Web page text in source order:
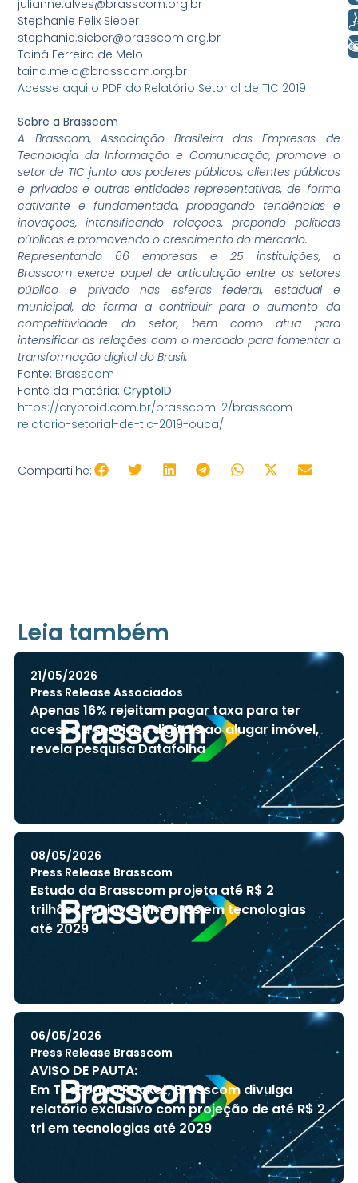
julianne.alves@brasscom.org.br
Stephanie Felix Sieber
stephanie.sieber@brasscom.org.br
Tainá Ferreira de Melo
taina.melo@brasscom.org.br
Acesse aqui o PDF do Relatório Setorial de TIC 2019
Sobre a Brasscom
A Brasscom, Associação Brasileira das Empresas de
Tecnologia da Informação e Comunicação, promove o
setor de TIC junto aos poderes públicos, clientes públicos
e privados e outras entidades representativas, de forma
cativante e fundamentada, propagando tendências e
inovações, intensificando relações, propondo políticas
públicas e promovendo o crescimento do mercado.
Representando 66 empresas e 25 instituições, a
Brasscom exerce papel de articulação entre os setores
público e privado nas esferas federal, estadual e
municipal, de forma a contribuir para o aumento da
competitividade do setor, bem como atua para
intensificar as relações com o mercado para fomentar a
transformação digital do Brasil.
Fonte: Brasscom
Fonte da matéria:CryptoID
https://cryptoid.com.br/brasscom-2/brasscom-
relatorio-setorial-de-tic-2019-ouca/
Compartilhe:
Leia também
21/05/2026
Press Release Associados
Apenas 16% rejeitam pagar taxa para ter
acesso a serviços digitais ao alugar imóvel,
revela pesquisa Datafolha
08/05/2026
Press Release Brasscom
Estudo da Brasscom projeta até R$ 2
trilhões em investimentos em tecnologias
até 2029
06/05/2026
Press Release Brasscom
AVISO DE PAUTA:
Em TecForum Pocket, Brasscom divulga
relatório exclusivo com projeção de até R$ 2
tri em tecnologias até 2029
+ Acessibilidade